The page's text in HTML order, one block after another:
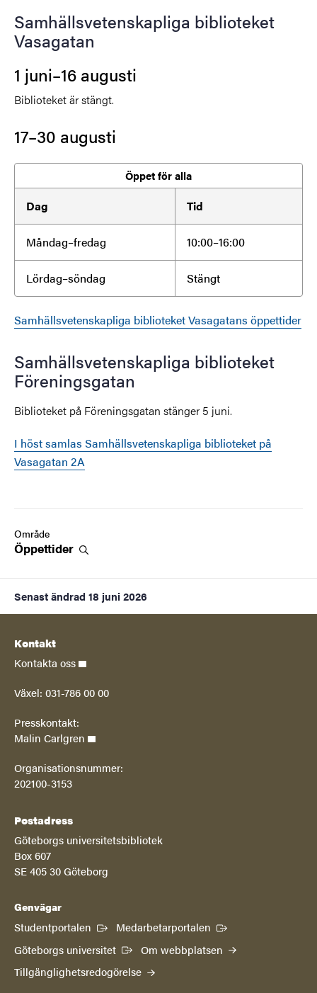
Samhällsvetenskapliga biblioteket
Vasagatan
1 juni–16 augusti
Biblioteket är stängt.
17–30 augusti
Öppet för alla
Dag Tid
Måndag–fredag 10:00–16:00
Lördag–söndag Stängt
Samhällsvetenskapliga biblioteket Vasagatans öppettider
Samhällsvetenskapliga biblioteket
Föreningsgatan
Biblioteket på Föreningsgatan stänger 5 juni.
I höst samlas Samhällsvetenskapliga biblioteket på
Vasagatan 2A
Område
Öppettider
Senast ändrad 18 juni 2026
Kontakt
Kontakta oss
Växel: 031-786 00 00
Presskontakt:
Malin Carlgren
Organisationsnummer:
202100-3153
Postadress
Göteborgs universitetsbibliotek
Box 607
SE 405 30 Göteborg
Genvägar
Studentportalen (Extern länk)
Medarbetarportalen (Extern länk)
Göteborgs universitet (Extern länk)
Om webbplatsen
Tillgänglighetsredogörelse